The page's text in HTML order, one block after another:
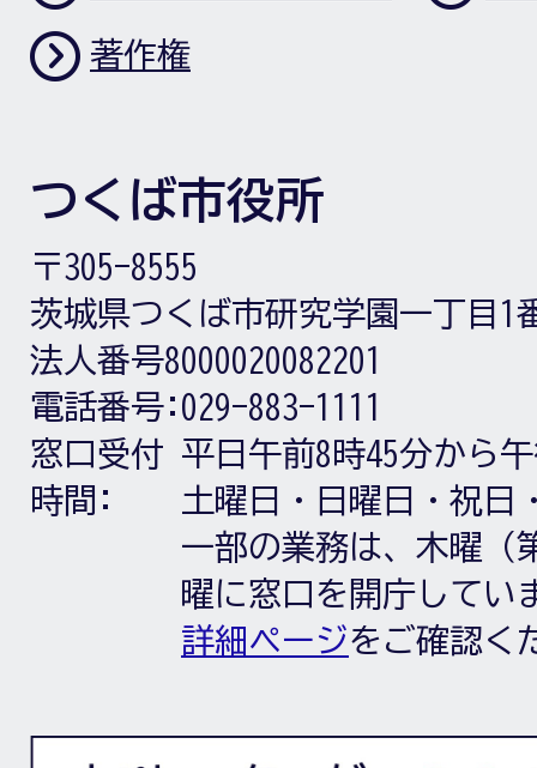
著作権
つくば市役所
〒305-8555
茨城県つくば市研究学園一丁目1
法人番号8000020082201
電話番号: 029-883-1111
窓口受付
時間:
平日午前8時45分から
土曜日・日曜日・祝日
一部の業務は、木曜（
曜に窓口を開庁してい
詳細ページをご確認く